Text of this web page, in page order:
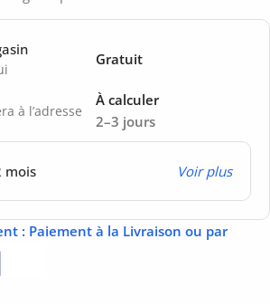
Gratuit
à l’adresse
2–3 jours
À calculer
mois Voir plus
: Paiement à la Livraison ou par